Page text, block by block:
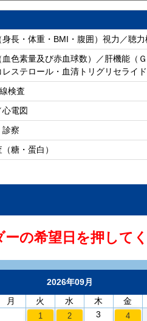
身長・体重・BMI・腹囲）視力／聴力
血色素量及び赤血球数）／肝機能（
レステロール・血清トリグリセライ
検査
心電図
診察
糖・蛋白）
ーの希望日を押して
2026年09月
月 火 水 木 金
1 2
3
4